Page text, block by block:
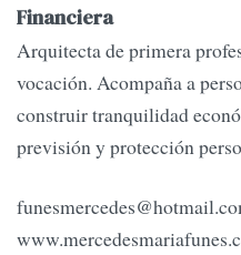
Financiera
Arquitecta de primera
vocación. Acompaña a
construir tranquilidad
previsión y protección